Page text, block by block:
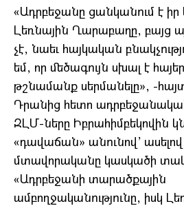
«Ադրբեջանը ցանկանում է իր
Լեռնային Ղարաբաղը, բայց
չէ, նաեւ հայկական
եմ, որ մեծագույն սխալ է
թշնամանք սերմանելը», -
Դրանից հետո
ԶԼՄ-ները Իբրահիմբեկովին
«դավաճան» անունով’
մտավորականը կասկածի տակ
«Ադրբեջանի տարածքային
ամբողջականությունը, իսկ